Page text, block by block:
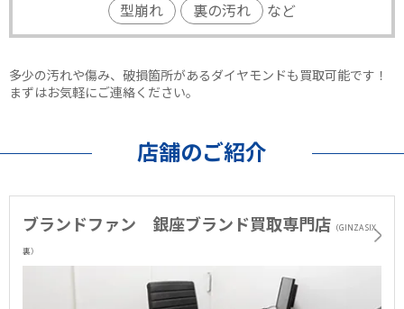
型崩れ
裏の汚れ など
多少の汚れや傷み、破損箇所があるダイヤモンドも買取可能です！
まずはお気軽にご連絡ください。
店舗のご紹介
ブランドファン 銀座ブランド買取専門店 （GINZA SIX
裏）